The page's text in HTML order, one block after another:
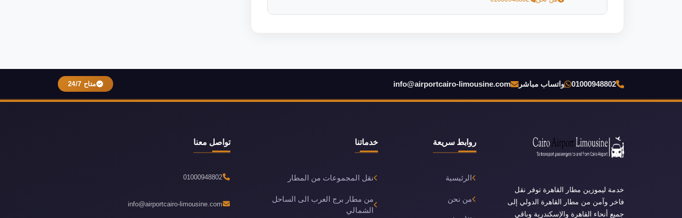
01000948802 واتساب مباشر info@airportcairo-limousine.com متاح 24/7
خدمة ليموزين مطار القاهرة توفر نقل
فاخر وآمن من مطار القاهرة الدولي إلى
جميع أنحاء القاهرة والإسكندرية وباقي
روابط سريعة
الرئيسية
من نحن
خدماتنا
نقل المجموعات من المطار
من مطار برج العرب الى الساحل
الشمالي
تواصل معنا
01000948802
info@airportcairo-limousine.com